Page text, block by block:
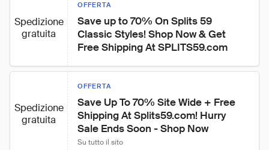
Spedizione
gratuita
OFFERTA
Save up to 70% On Splits 59
Classic Styles! Shop Now & Get
Free Shipping At SPLITS59.com
Spedizione
gratuita
OFFERTA
Save Up To 70% Site Wide + Free
Shipping At Splits59.com! Hurry
Sale Ends Soon - Shop Now
Su tutto il sito